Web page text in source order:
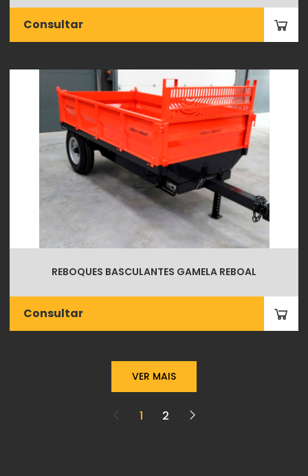
Consultar
REBOQUES BASCULANTES GAMELA REBOAL
Consultar
VER MAIS
1 2